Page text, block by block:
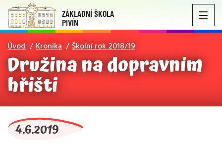
ZÁKLADNÍ ŠKOLA
PIVÍN
Úvod Kronika Školní rok 2018/19
Družina na dopravním
hřišti
4.6.2019